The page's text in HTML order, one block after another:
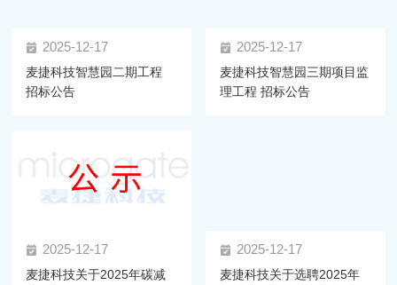
2025-12-17
麦捷科技智慧园二期工程
招标公告
2025-12-17
麦捷科技智慧园三期项目监
理工程 招标公告
2025-12-17
麦捷科技关于2025年碳减
2025-12-17
麦捷科技关于选聘2025年